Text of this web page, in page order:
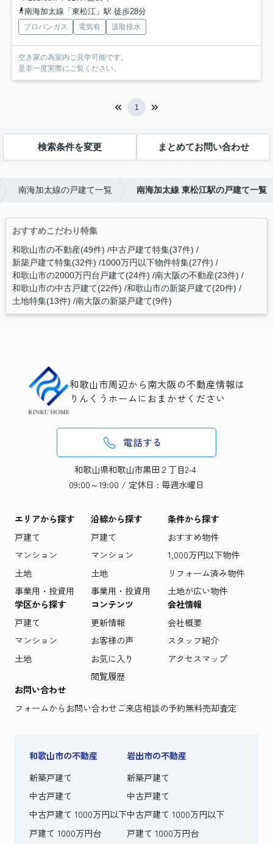
南海加太線「東松江」駅 徒歩28分
プロパンガス 電気有 汲取排水
空き家の為室内ご見学可能です。
是非一度実際にご覧ください。
1
検索条件を変更 まとめてお問い合わせ
南海加太線の戸建て一覧 南海加太線 東松江駅の戸建て一覧
おすすめこだわり特集
和歌山市の不動産(49件) 中古戸建て特集(37件)
新築戸建て特集(32件) 1000万円以下物件特集(27件)
和歌山市の2000万円台戸建て(24件) 南大阪の不動産(23件)
和歌山市の中古戸建て(22件) 和歌山市の新築戸建て(20件)
土地特集(13件) 南大阪の新築戸建て(9件)
和歌山市周辺から南大阪の不動産情報は
りんくうホームにおまかせください
電話する
和歌山県和歌山市黒田２丁目2-4
09:00～19:00 / 定休日 : 毎週水曜日
エリアから探す
戸建て
マンション
土地
事業用・投資用
沿線から探す
戸建て
マンション
土地
事業用・投資用
条件から探す
おすすめ物件
1,000万円以下物件
リフォーム済み物件
土地が広い物件
学区から探す
戸建て
マンション
土地
コンテンツ
更新情報
お客様の声
お気に入り
閲覧履歴
会社情報
会社概要
スタッフ紹介
アクセスマップ
お問い合わせ
フォームからお問い合わせご来店相談の予約無料売却査定
和歌山市の不動産
新築戸建て
中古戸建て
中古戸建て 1000万円以下
戸建て 1000万円台
岩出市の不動産
新築戸建て
中古戸建て
中古戸建て 1000万円以下
戸建て 1000万円台